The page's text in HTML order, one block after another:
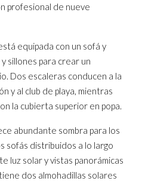
profesional de nueve
equipada con un sofá y
sillones para crear un
Dos escaleras conducen a la
y al club de playa, mientras
la cubierta superior en popa.
abundante sombra para los
sofás distribuidos a lo largo
luz solar y vistas panorámicas
dos almohadillas solares